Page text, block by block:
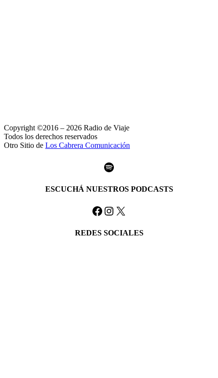
Copyright ©2016 – 2026 Radio de Viaje
Todos los derechos reservados
Otro Sitio de Los Cabrera Comunicación
Spotify
ESCUCHÁ NUESTROS PODCASTS
Facebook
Instagram
X
REDES SOCIALES